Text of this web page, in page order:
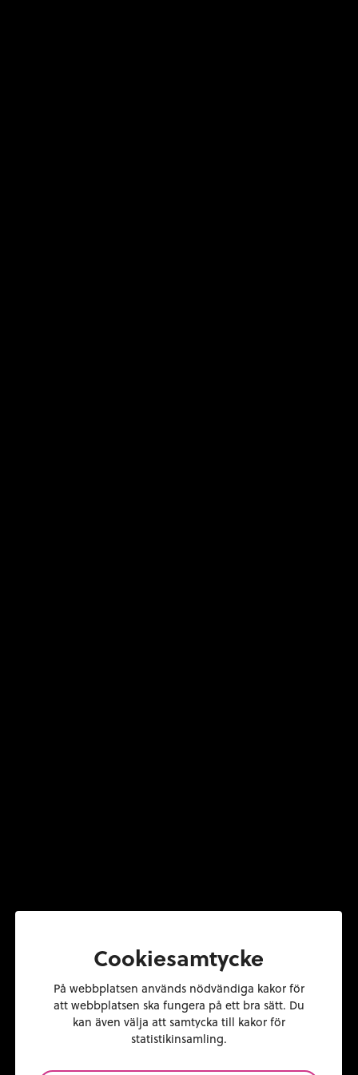
Hus till salu
Sandviken
Cookiesamtycke
På webbplatsen används nödvändiga kakor för
att webbplatsen ska fungera på ett bra sätt. Du
kan även välja att samtycka till kakor för
statistikinsamling.